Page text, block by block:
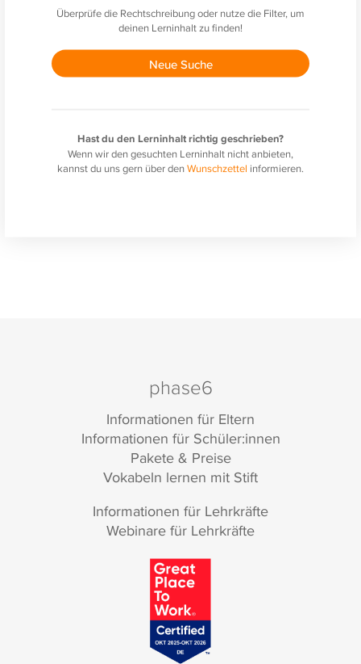
Überprüfe die Rechtschreibung oder nutze die Filter, um
deinen Lerninhalt zu finden!
Neue Suche
Hast du den Lerninhalt richtig geschrieben?
Wenn wir den gesuchten Lerninhalt nicht anbieten,
kannst du uns gern über denWunschzettel informieren.
phase6
Informationen für Eltern
Informationen für Schüler:innen
Pakete & Preise
Vokabeln lernen mit Stift
Informationen für Lehrkräfte
Webinare für Lehrkräfte